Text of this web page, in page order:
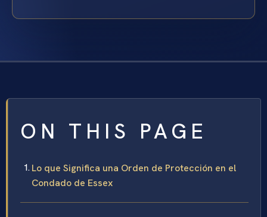
ON THIS PAGE
Lo que Significa una Orden de Protección en el
Condado de Essex